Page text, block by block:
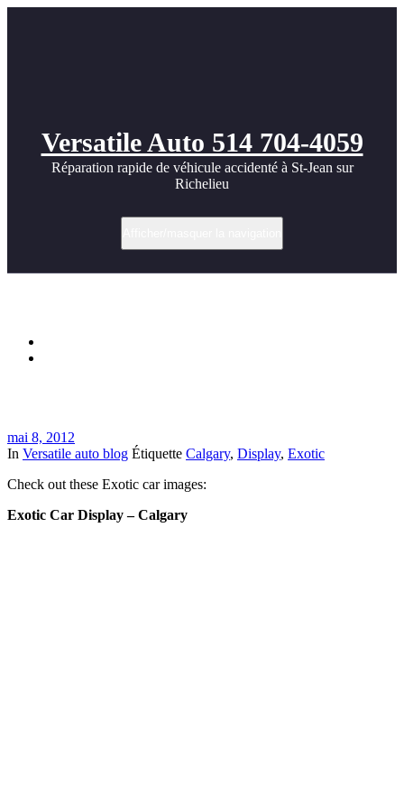
Versatile Auto 514 704-4059
Réparation rapide de véhicule accidenté à St-Jean sur
Richelieu
mai 8, 2012
In Versatile auto blog Étiquette Calgary, Display, Exotic
Check out these Exotic car images:
Exotic Car Display – Calgary